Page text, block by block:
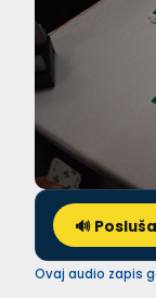
🔊
Ovaj audio zapis